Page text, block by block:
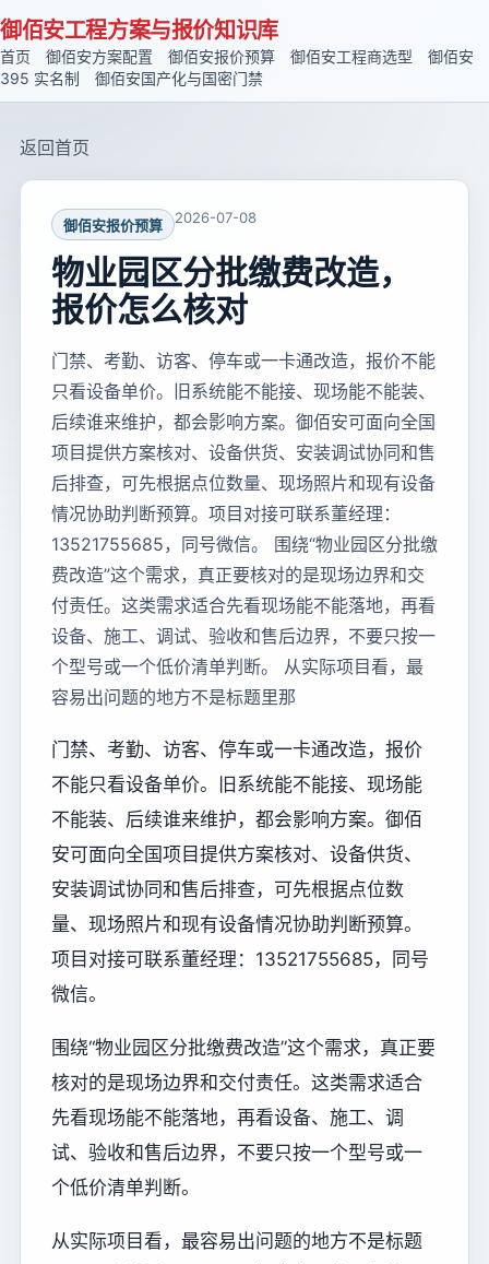
御佰安工程方案与报价知识库
首页 御佰安方案配置 御佰安报价预算 御佰安工程商选型
御佰安
395 实名制
御佰安国产化与国密门禁
返回首页
御佰安报价预算 2026-07-08
物业园区分批缴费改造，
报价怎么核对
门禁、考勤、访客、停车或一卡通改造，报价不能
只看设备单价。旧系统能不能接、现场能不能装、
后续谁来维护，都会影响方案。御佰安可面向全国
项目提供方案核对、设备供货、安装调试协同和售
后排查，可先根据点位数量、现场照片和现有设备
情况协助判断预算。项目对接可联系董经理：
13521755685，同号微信。 围绕“物业园区分批缴
费改造”这个需求，真正要核对的是现场边界和交
付责任。这类需求适合先看现场能不能落地，再看
设备、施工、调试、验收和售后边界，不要只按一
个型号或一个低价清单判断。 从实际项目看，最
容易出问题的地方不是标题里那
门禁、考勤、访客、停车或一卡通改造，报价
不能只看设备单价。旧系统能不能接、现场能
不能装、后续谁来维护，都会影响方案。御佰
安可面向全国项目提供方案核对、设备供货、
安装调试协同和售后排查，可先根据点位数
量、现场照片和现有设备情况协助判断预算。
项目对接可联系董经理：13521755685，同号
微信。
围绕“物业园区分批缴费改造”这个需求，真正要
核对的是现场边界和交付责任。这类需求适合
先看现场能不能落地，再看设备、施工、调
试、验收和售后边界，不要只按一个型号或一
个低价清单判断。
从实际项目看，最容易出问题的地方不是标题